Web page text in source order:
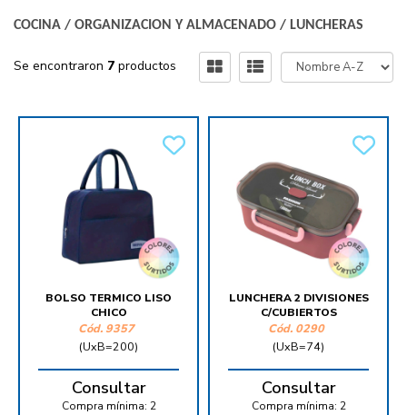
COCINA / ORGANIZACION Y ALMACENADO / LUNCHERAS
Se encontraron 7 productos
BOLSO TERMICO LISO
CHICO
Cód. 9357
(UxB=200)
Consultar
Compra mínima: 2
LUNCHERA 2 DIVISIONES
C/CUBIERTOS
Cód. 0290
(UxB=74)
Consultar
Compra mínima: 2